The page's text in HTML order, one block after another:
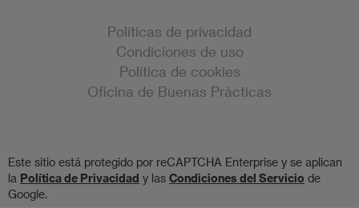
Políticas de privacidad
Condiciones de uso
Política de cookies
Oficina de Buenas Prácticas
Este sitio está protegido por reCAPTCHA Enterprise y se aplican
la Política de Privacidad y las Condiciones del Servicio de
Google.